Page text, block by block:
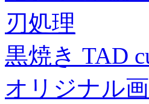
刃処理
黒焼き TAD
オリジナル